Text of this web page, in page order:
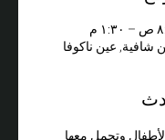
عين ناكوفا
وتحمل معها